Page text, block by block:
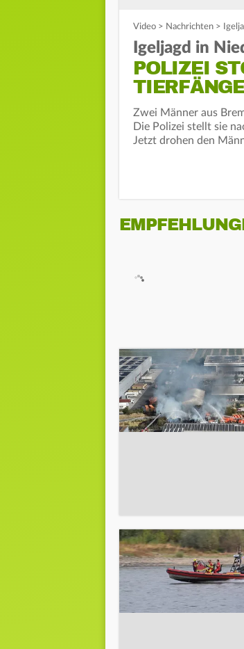
Video > Nachrichten >
Igeljagd in
POLIZEI
IERFÄNGER
Zwei Männer aus
Die Polizei stellt sie
Jetzt drohen den